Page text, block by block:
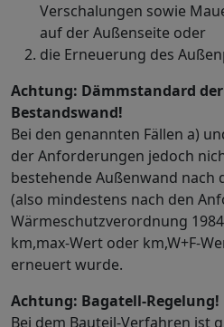
Verschalungen sowie
auf der Außenseite oder
die Erneuerung des
Achtung: Dämmstandard
Bestandswand!
Bei den genannten Fällen a)
der Anforderungen jedoch
bestehende Außenwand nach
(also mindestens nach den
Wärmeschutzverordnung
km,max-Wert oder km,W+F-
erneuert wurde.
Achtung: Bagatell-Regelung!
Bei dem Bauteil-Verfahren ist